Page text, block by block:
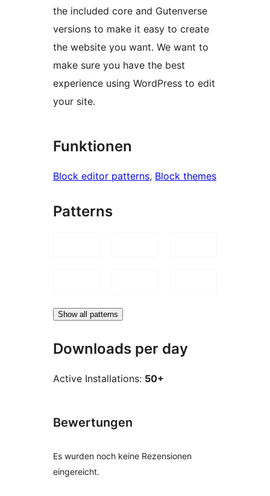
the included core and Gutenverse
versions to make it easy to create
the website you want. We want to
make sure you have the best
experience using WordPress to edit
your site.
Funktionen
Block editor patterns, Block themes
Patterns
Show all patterns
Downloads per day
Active Installations: 50+
Bewertungen
Es wurden noch keine Rezensionen
eingereicht.